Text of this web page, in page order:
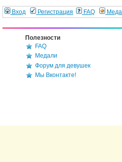
Вход Регистрация FAQ
Полезности
FAQ
Медали
Форум для девушек
Мы Вконтакте!